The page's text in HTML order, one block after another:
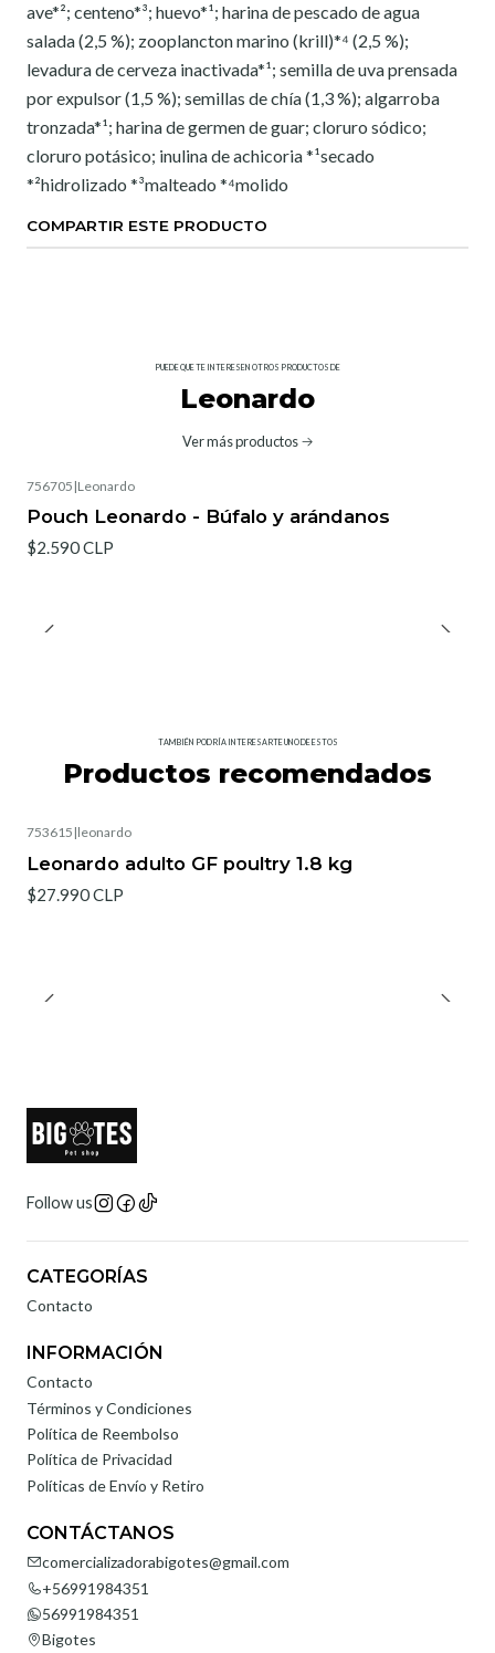
ave*²; centeno*³; huevo*¹; harina de pescado de agua
salada (2,5 %); zooplancton marino (krill)*⁴ (2,5 %);
levadura de cerveza inactivada*¹; semilla de uva prensada
por expulsor (1,5 %); semillas de chía (1,3 %); algarroba
tronzada*¹; harina de germen de guar; cloruro sódico;
cloruro potásico; inulina de achicoria *¹secado
*²hidrolizado *³malteado *⁴molido
COMPARTIR ESTE PRODUCTO
PUEDE QUE TE INTERESEN OTROS PRODUCTOS DE
Leonardo
Ver más productos
756705 |Leonardo
Pouch Leonardo - Búfalo y arándanos
$2.590 CLP
TAMBIÉN PODRÍA INTERESARTE UNO DE ESTOS
Productos recomendados
753615 |leonardo
Leonardo adulto GF poultry 1.8 kg
$27.990 CLP
Follow us
CATEGORÍAS
Contacto
INFORMACIÓN
Contacto
Términos y Condiciones
Política de Reembolso
Política de Privacidad
Políticas de Envío y Retiro
CONTÁCTANOS
comercializadorabigotes@gmail.com
+56991984351
56991984351
Bigotes